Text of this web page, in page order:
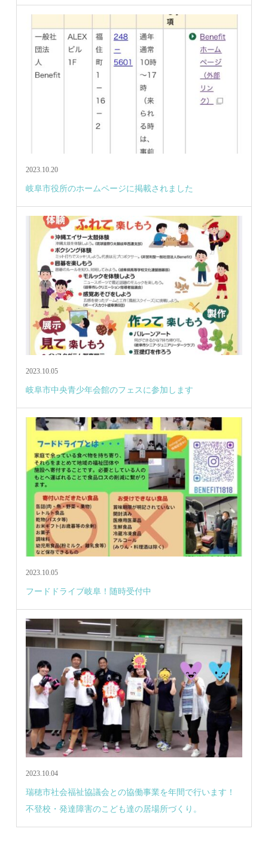
2023.10.20
岐阜市役所のホームページに掲載されました
2023.10.05
岐阜市中央青少年会館のフェスに参加します
2023.10.05
フードドライブ岐阜！随時受付中
2023.10.04
瑞穂市社会福祉協議会との協働事業を年間で行います！
不登校・発達障害のこども達の居場所づくり。